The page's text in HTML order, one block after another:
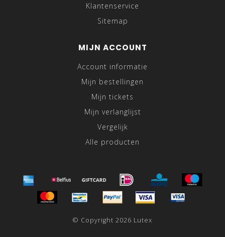
Klantenservice
Sitemap
MIJN ACCOUNT
Account informatie
Mijn bestellingen
Mijn tickets
Mijn verlanglijst
Vergelijk
Alle producten
© Copyright 2026 Lutex